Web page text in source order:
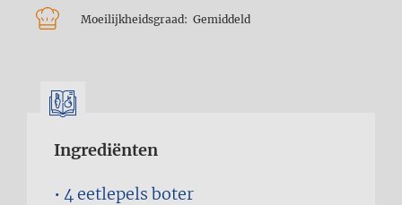
Moeilijkheidsgraad Gemiddeld
Ingrediënten
4 eetlepels boter